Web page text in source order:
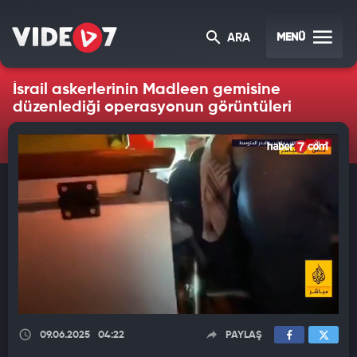
ARA MENÜ
İsrail askerlerinin Madleen gemisine
düzenlediği operasyonun görüntüleri
09.06.2025 04:22 PAYLAŞ